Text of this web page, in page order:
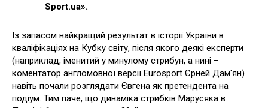
Sport.ua».
Із запасом найкращий результат в історії України в
кваліфікаціях на Кубку світу, після якого деякі експерти
(наприклад, іменитий у минулому стрибун, а нині –
коментатор англомовної версії Eurosport Єрней Дам'ян)
навіть почали розглядати Євгена як претендента на
подіум. Тим паче, що динаміка стрибків Марусяка в